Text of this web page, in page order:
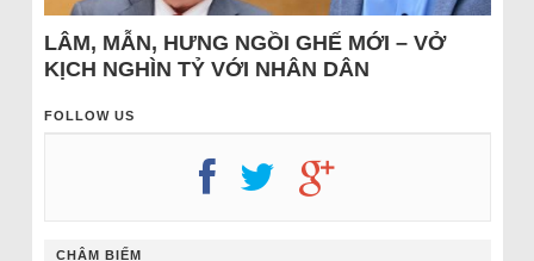
LÂM, MẪN, HƯNG NGỒI GHẾ MỚI – VỞ
KỊCH NGHÌN TỶ VỚI NHÂN DÂN
FOLLOW US
CHÂM BIẾM